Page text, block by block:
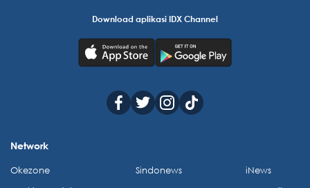
Download aplikasi IDX Channel
Network
Okezone
Sindonews
iNews